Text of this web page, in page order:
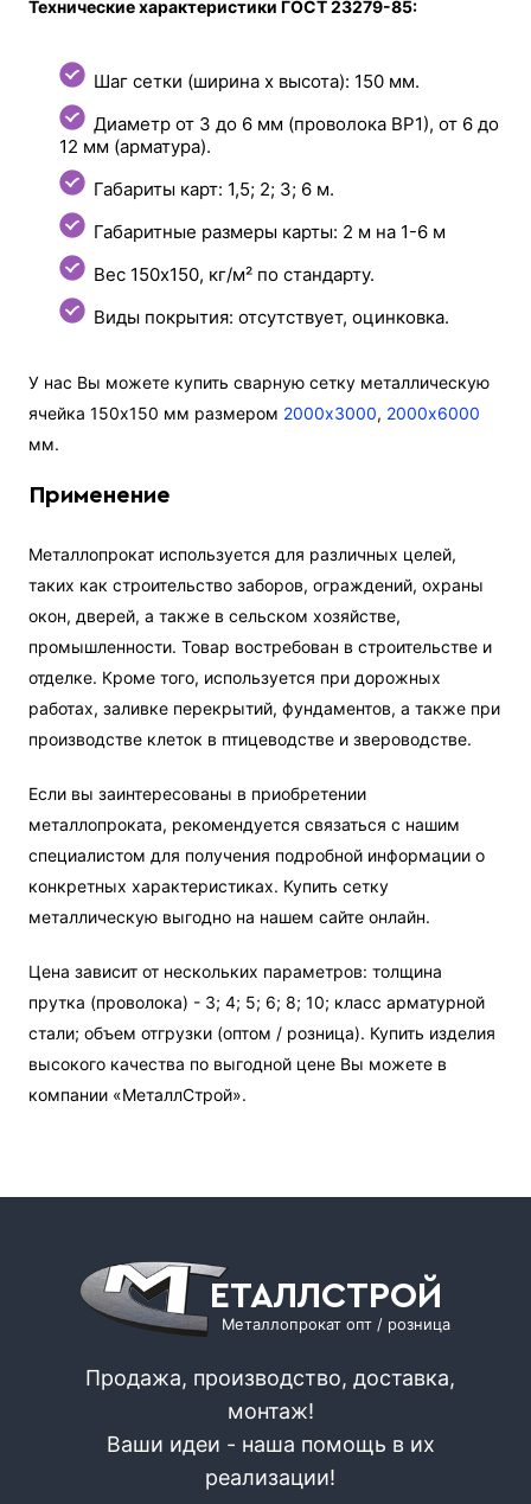
Технические характеристики ГОСТ 23279-85:
Шаг сетки (ширина x высота): 150 мм.
Диаметр от 3 до 6 мм (проволока ВР1), от 6 до
12 мм (арматура).
Габариты карт: 1,5; 2; 3; 6 м.
Габаритные размеры карты: 2 м на 1-6 м
Вес 150х150, кг/м² по стандарту.
Виды покрытия: отсутствует, оцинковка.
У нас Вы можете купить сварную сетку металлическую
ячейка 150х150 мм размером 2000х3000, 2000х6000
мм.
Применение
Металлопрокат используется для различных целей,
таких как строительство заборов, ограждений, охраны
окон, дверей, а также в сельском хозяйстве,
промышленности. Товар востребован в строительстве и
отделке. Кроме того, используется при дорожных
работах, заливке перекрытий, фундаментов, а также при
производстве клеток в птицеводстве и звероводстве.
Если вы заинтересованы в приобретении
металлопроката, рекомендуется связаться с нашим
специалистом для получения подробной информации о
конкретных характеристиках. Купить сетку
металлическую выгодно на нашем сайте онлайн.
Цена зависит от нескольких параметров: толщина
прутка (проволока) - 3; 4; 5; 6; 8; 10; класс арматурной
стали; объем отгрузки (оптом / розница). Купить изделия
высокого качества по выгодной цене Вы можете в
компании «МеталлСтрой».
ЕТАЛЛСТРОЙ
Металлопрокат опт / розница
Продажа, производство, доставка,
монтаж!
Ваши идеи - наша помощь в их
реализации!